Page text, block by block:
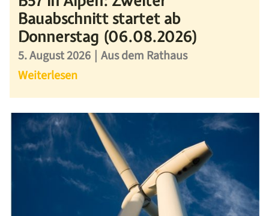
Bauabschnitt startet ab
Donnerstag (06.08.2026)
5. August 2026 | Aus dem Rathaus
Weiterlesen